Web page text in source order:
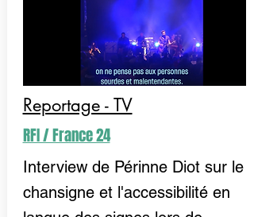
Reportage - TV
RFI / France 24
Interview de Périnne Diot sur le
chansigne et l'accessibilité en